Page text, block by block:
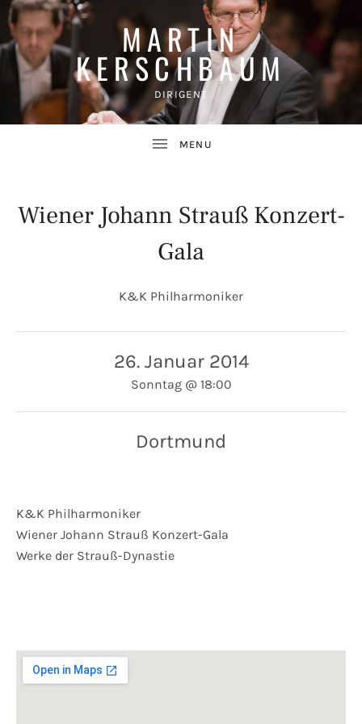
MARTIN
KERSCHBAUM
DIRIGENT
Wiener Johann Strauß Konzert-
Gala
K&K Philharmoniker
26. Januar 2014
Sonntag @ 18:00
Dortmund
K&K Philharmoniker
Wiener Johann Strauß Konzert-Gala
Werke der Strauß-Dynastie